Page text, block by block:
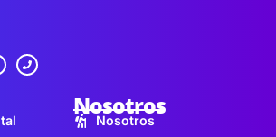
Nosotros
Nosotros